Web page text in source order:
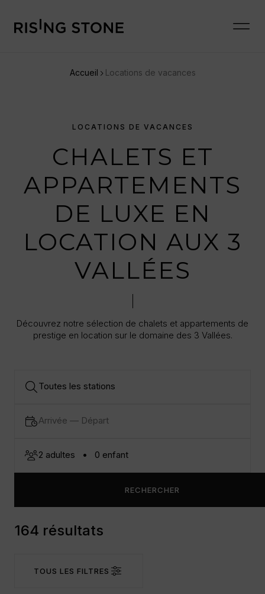
Accueil Locations de vacances
LOCATIONS DE VACANCES
CHALETS ET
APPARTEMENTS
DE LUXE EN
LOCATION AUX 3
VALLÉES
Découvrez notre sélection de chalets et appartements de
prestige en location sur le domaine des 3 Vallées.
RECHERCHER
164 résultats
TOUS LES FILTRES